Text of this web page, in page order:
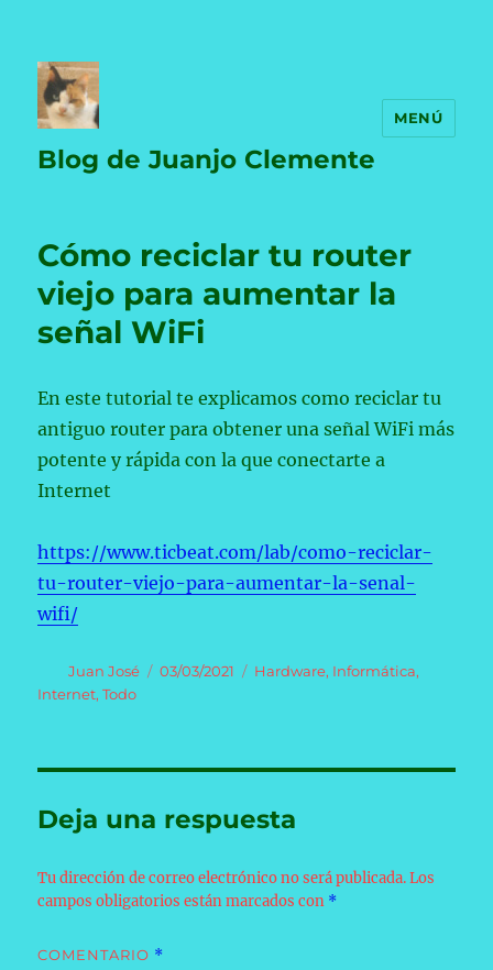
Blog de Juanjo Clemente
MENÚ
Cómo reciclar tu router
viejo para aumentar la
señal WiFi
En este tutorial te explicamos como reciclar tu
antiguo router para obtener una señal WiFi más
potente y rápida con la que conectarte a
Internet
https://www.ticbeat.com/lab/como-reciclar-
tu-router-viejo-para-aumentar-la-senal-
wifi/
Autor
Juan José
Publicado
03/03/2021 Categorías
Hardware, Informática,
Internet,Todo
Deja una respuesta
Tu dirección de correo electrónico no será publicada. Los
campos obligatorios están marcados con *
COMENTARIO *